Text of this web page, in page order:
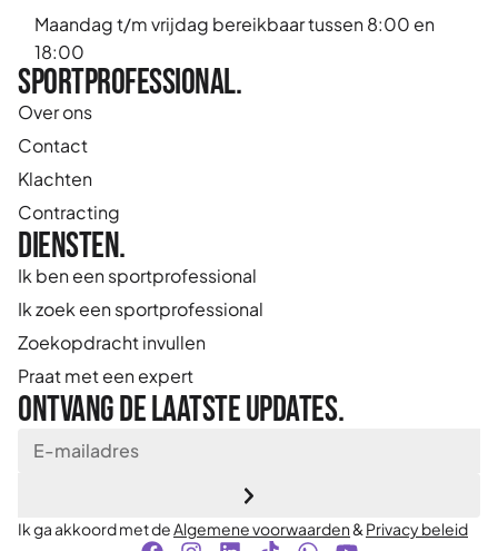
Maandag t/m vrijdag bereikbaar tussen 8:00 en
18:00
Sportprofessional.
Over ons
Contact
Klachten
Contracting
Diensten.
Ik ben een sportprofessional
Ik zoek een sportprofessional
Zoekopdracht invullen
Praat met een expert
Ontvang de laatste updates.
Ik ga akkoord met deAlgemene voorwaarden& Privacy beleid